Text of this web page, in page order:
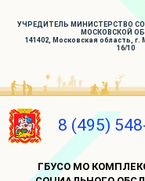
УЧРЕДИТЕЛЬ МИНИСТЕРСТВО
МОСКОВСКОЙ
141402, Московская область,
16/10
8 (495)
ГБУСО МО